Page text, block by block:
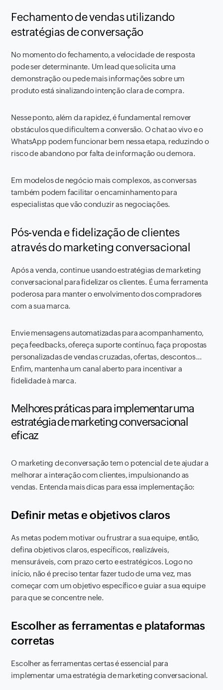
Fechamento de vendas utilizando
estratégias de conversação
No momento do fechamento, a velocidade de resposta
pode ser determinante. Um lead que solicita uma
demonstração ou pede mais informações sobre um
produto está sinalizando intenção clara de compra.
Nesse ponto, além da rapidez, é fundamental remover
obstáculos que dificultem a conversão. O chat ao vivo e o
WhatsApp podem funcionar bem nessa etapa, reduzindo o
risco de abandono por falta de informação ou demora.
Em modelos de negócio mais complexos, as conversas
também podem facilitar o encaminhamento para
especialistas que vão conduzir as negociações.
Pós-venda e fidelização de clientes
através do marketing conversacional
Após a venda, continue usando estratégias de marketing
conversacional para fidelizar os clientes. É uma ferramenta
poderosa para manter o envolvimento dos compradores
com a sua marca.
Envie mensagens automatizadas para acompanhamento,
peça feedbacks, ofereça suporte contínuo, faça propostas
personalizadas de vendas cruzadas, ofertas, descontos…
Enfim, mantenha um canal aberto para incentivar a
fidelidade à marca.
Melhores práticas para implementar uma
estratégia de marketing conversacional
eficaz
O marketing de conversação tem o potencial de te ajudar a
melhorar a interação com clientes, impulsionando as
vendas. Entenda mais dicas para essa implementação:
Definir metas e objetivos claros
As metas podem motivar ou frustrar a sua equipe, então,
defina objetivos claros, específicos, realizáveis,
mensuráveis, com prazo certo e estratégicos. Logo no
início, não é preciso tentar fazer tudo de uma vez, mas
começar com um objetivo específico e guiar a sua equipe
para que se concentre nele.
Escolher as ferramentas e plataformas
corretas
Escolher as ferramentas certas é essencial para
implementar uma estratégia de marketing conversacional.